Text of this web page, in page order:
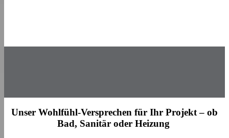
Unser Wohlfühl-Versprechen für Ihr Projekt – ob
Bad, Sanitär oder Heizung